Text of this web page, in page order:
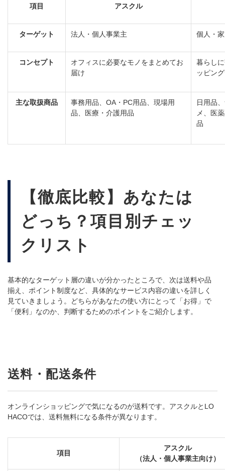
項目 アスクル
ターゲット 法人・個人事業主 個人・
コンセプト
オフィスに必要なモノをまとめてお
届け
暮らし
ッピン
主な取扱商品
事務用品、OA・PC用品、現場用
品、医療・介護用品
日用品
メ、医
品
【徹底比較】あなたは
どっち？項目別チェッ
クリスト
基本的なターゲット層の違いが分かったところで、次は送料や品
揃え、ポイント制度など、具体的なサービス内容の違いを詳しく
見ていきましょう。どちらがあなたの使い方にとって「お得」で
「便利」なのか、判断するためのポイントをご紹介します。
送料・配送条件
オンラインショッピングで気になるのが送料です。アスクルと LO
HACOでは、送料無料になる条件が異なります。
項目
アスクル
（法人・個人事業主向け）